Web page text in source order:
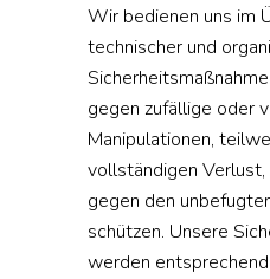
Wir bedienen uns im
technischer und
gegen zufällige oder
Manipulationen,
vollständigen
gegen den
schützen. Unsere
werden